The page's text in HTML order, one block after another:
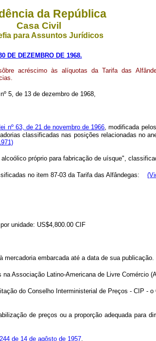
da República
Casa Civil
para Assuntos Jurídicos
DE DEZEMBRO DE 1968.
acréscimo às alíquotas da Tarifa das
5, de 13 de dezembro de 1968,
nº 63, de 21 de novembro de 1966, modificada
classificadas nas posições relacionadas no
próprio para fabricação de uísque",
no item 87-03 da Tarifa das Alfândegas:
unidade: US$4,800.00 CIF
embarcada até a data de sua publicação.
na Associação Latino-Americana de Livre Comércio
do Conselho Interministerial de Preços - CIP -
de preços ou a proporção adequada para
de 14 de agôsto de 1957.